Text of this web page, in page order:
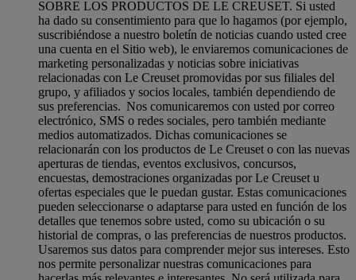
SOBRE LOS PRODUCTOS DE LE CREUSET. Si usted
ha dado su consentimiento para que lo hagamos (por ejemplo,
suscribiéndose a nuestro boletín de noticias cuando usted cree
una cuenta en el Sitio web), le enviaremos comunicaciones de
marketing personalizadas y noticias sobre iniciativas
relacionadas con Le Creuset promovidas por sus filiales del
grupo, y afiliados y socios locales, también dependiendo de
sus preferencias. Nos comunicaremos con usted por correo
electrónico, SMS o redes sociales, pero también mediante
medios automatizados. Dichas comunicaciones se
relacionarán con los productos de Le Creuset o con las nuevas
aperturas de tiendas, eventos exclusivos, concursos,
encuestas, demostraciones organizadas por Le Creuset u
ofertas especiales que le puedan gustar. Estas comunicaciones
pueden seleccionarse o adaptarse para usted en función de los
detalles que tenemos sobre usted, como su ubicación o su
historial de compras, o las preferencias de nuestros productos.
Usaremos sus datos para comprender mejor sus intereses. Esto
nos permite personalizar nuestras comunicaciones para